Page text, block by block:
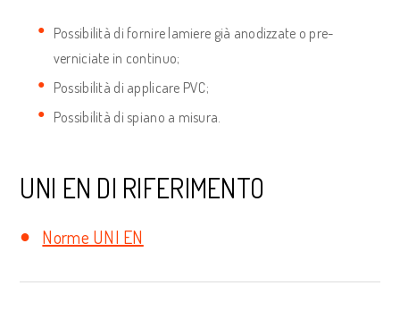
Possibilità di fornire lamiere già anodizzate o pre-
verniciate in continuo;
Possibilità di applicare PVC;
Possibilità di spiano a misura.
UNI EN DI RIFERIMENTO
Norme UNI EN